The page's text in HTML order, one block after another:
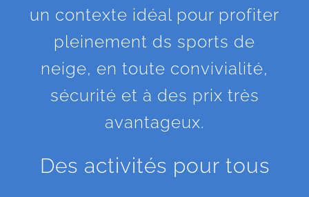
un contexte idéal pour profiter
pleinement ds sports de
neige, en toute convivialité,
sécurité et à des prix très
avantageux.
Des activités pour tous